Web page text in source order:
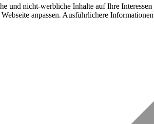
und nicht-werbliche Inhalte auf Ihre
anpassen. Ausführlichere